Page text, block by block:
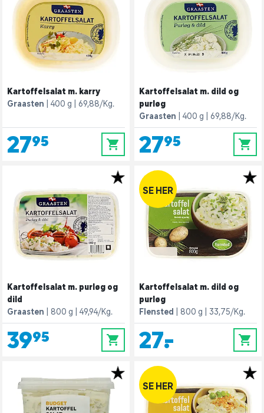
Kartoffelsalat m. karry
Graasten
400 g 69,88/Kg.
27,95 0
Kartoffelsalat m. dild og
purløg
Graasten
400 g 69,88/Kg.
27,95 0
Kartoffelsalat m. purløg og
dild
Graasten
800 g 49,94/Kg.
39,95 0
SE HER
Kartoffelsalat m. dild og
purløg
Flensted
800 g 33,75/Kg.
27,- 0
SE HER